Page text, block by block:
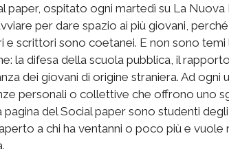
paper, ospitato ogni martedì su La
per dare spazio ai più giovani,
e scrittori sono coetanei. E non sono
la difesa della scuola pubblica, il
dei giovani di origine straniera. Ad ogni
personali o collettive che offrono uno
del Social paper sono studenti
a chi ha ventanni o poco più e